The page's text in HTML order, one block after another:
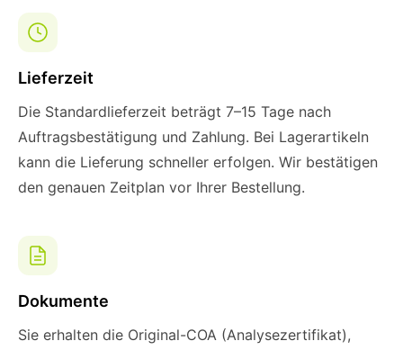
Lieferzeit
Die Standardlieferzeit beträgt 7–15 Tage nach
Auftragsbestätigung und Zahlung. Bei Lagerartikeln
kann die Lieferung schneller erfolgen. Wir bestätigen
den genauen Zeitplan vor Ihrer Bestellung.
Dokumente
Sie erhalten die Original-COA (Analysezertifikat),